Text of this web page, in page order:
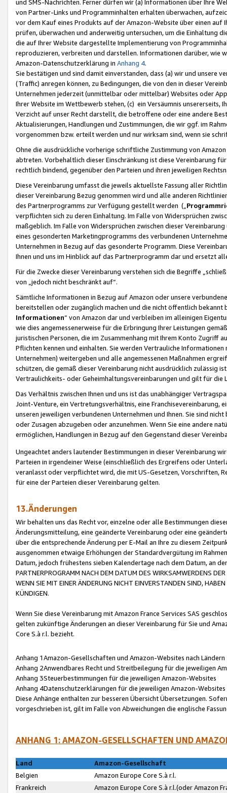
und SMS-Nachrichten. Ferner dürfen wir (a) Informationen über Ihre
von Partner-Links und Programminhalten erhalten überwachen,
vor dem Kauf eines Produkts auf der Amazon-Website über einen
prüfen, überwachen und anderweitig untersuchen, um die Einhaltung
die auf Ihrer Website dargestellte Implementierung von
reproduzieren, verbreiten und darstellen. Informationen darüber, wie
Amazon-Datenschutzerklärung in Anhang 4.
Sie bestätigen und sind damit einverstanden, dass (a) wir und
(Traffic) anregen können, zu Bedingungen, die von den in dieser
Unternehmen jederzeit (unmittelbar oder mittelbar) Websites oder
Ihrer Website im Wettbewerb stehen, (c) ein Versäumnis unsererseits,
Verzicht auf unser Recht darstellt, die betroffene oder eine andere
Aktualisierungen, Handlungen und Zustimmungen, die wir ggf. im
vorgenommen bzw. erteilt werden und nur wirksam sind, wenn sie
Ohne die ausdrückliche vorherige schriftliche Zustimmung von
abtreten. Vorbehaltlich dieser Einschränkung ist diese Vereinbarung
rechtlich bindend, gegenüber den Parteien und ihren jeweiligen
Diese Vereinbarung umfasst die jeweils aktuellste Fassung aller
dieser Vereinbarung Bezug genommen wird und alle anderen
des Partnerprogramms zur Verfügung gestellt werden („
verpflichten sich zu deren Einhaltung. Im Falle von Widersprüchen
maßgeblich. Im Falle von Widersprüchen zwischen dieser
eines gesonderten Marketingprogramms des verbundenen
Unternehmen in Bezug auf das gesonderte Programm. Diese
Ihnen und uns im Hinblick auf das Partnerprogramm dar und ersetzt
Für die Zwecke dieser Vereinbarung verstehen sich die Begriffe
von „jedoch nicht beschränkt auf“.
Sämtliche Informationen in Bezug auf Amazon oder unsere
bereitstellen oder zugänglich machen und die nicht öffentlich
Informationen“ von Amazon dar und verbleiben im alleinigen
wie dies angemessenerweise für die Erbringung Ihrer Leistungen
juristischen Personen, die im Zusammenhang mit Ihrem Konto
Pflichten kennen und einhalten. Sie werden Vertrauliche
Unternehmen) weitergeben und alle angemessenen Maßnahmen
schützen, die gemäß dieser Vereinbarung nicht ausdrücklich zulässig
Vertraulichkeits- oder Geheimhaltungsvereinbarungen und gilt für die
Das Verhältnis zwischen Ihnen und uns ist das unabhängiger
Joint-Venture, ein Vertretungsverhältnis, eine Franchisevereinbarung,
unseren jeweiligen verbundenen Unternehmen und Ihnen. Sie sind
oder Zusagen abzugeben oder anzunehmen. Wenn Sie eine andere
ermöglichen, Handlungen in Bezug auf den Gegenstand dieser
Ungeachtet anders lautender Bestimmungen in dieser Vereinbarung
Parteien in irgendeiner Weise (einschließlich des Ergreifens oder
veranlasst oder verpflichtet wird, die mit US-Gesetzen, Vorschriften,
für eine der Parteien dieser Vereinbarung gelten.
13.Änderungen
Wir behalten uns das Recht vor, einzelne oder alle Bestimmungen
Änderungsmitteilung, eine geänderte Vereinbarung oder eine
über die entsprechende Änderung per E-Mail an Ihre zu diesem
ausgenommen etwaige Erhöhungen der Standardvergütung im
Datum, jedoch frühestens sieben Kalendertage nach dem Datum, an
PARTNERPROGRAMM NACH DEM DATUM DES WIRKSAMWERDENS
WENN SIE MIT EINER ÄNDERUNG NICHT EINVERSTANDEN SIND,
KÜNDIGEN.
Wenn Sie diese Vereinbarung mit Amazon France Services SAS
gelten zukünftige Änderungen an dieser Vereinbarung für Sie und
Core S.à r.l. bezieht.
Anhang 1Amazon-Gesellschaften und Amazon-Websites nach Ländern
Anhang 2Anwendbares Recht und Streitbeilegung für die jeweiligen
Anhang 3Steuerbestimmungen für die jeweiligen Amazon-Websites
Anhang 4Datenschutzerklärungen für die jeweiligen Amazon-Websites
Diese Anhänge enthalten zur besseren Übersicht Übersetzungen.
vorgeschrieben ist, gilt im Falle von Abweichungen die englische
ANHANG 1: AMAZON-GESELLSCHAFTEN UND
Land
Amazon-Gesellschaft
Belgien
Amazon Europe Core S.à r.l.
Frankreich
Amazon Europe Core S.à r.l.(oder Amazon